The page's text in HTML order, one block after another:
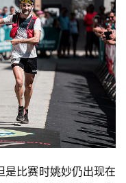
是比赛时姚妙仍出现在